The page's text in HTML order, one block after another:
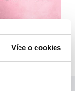
Více o cookies